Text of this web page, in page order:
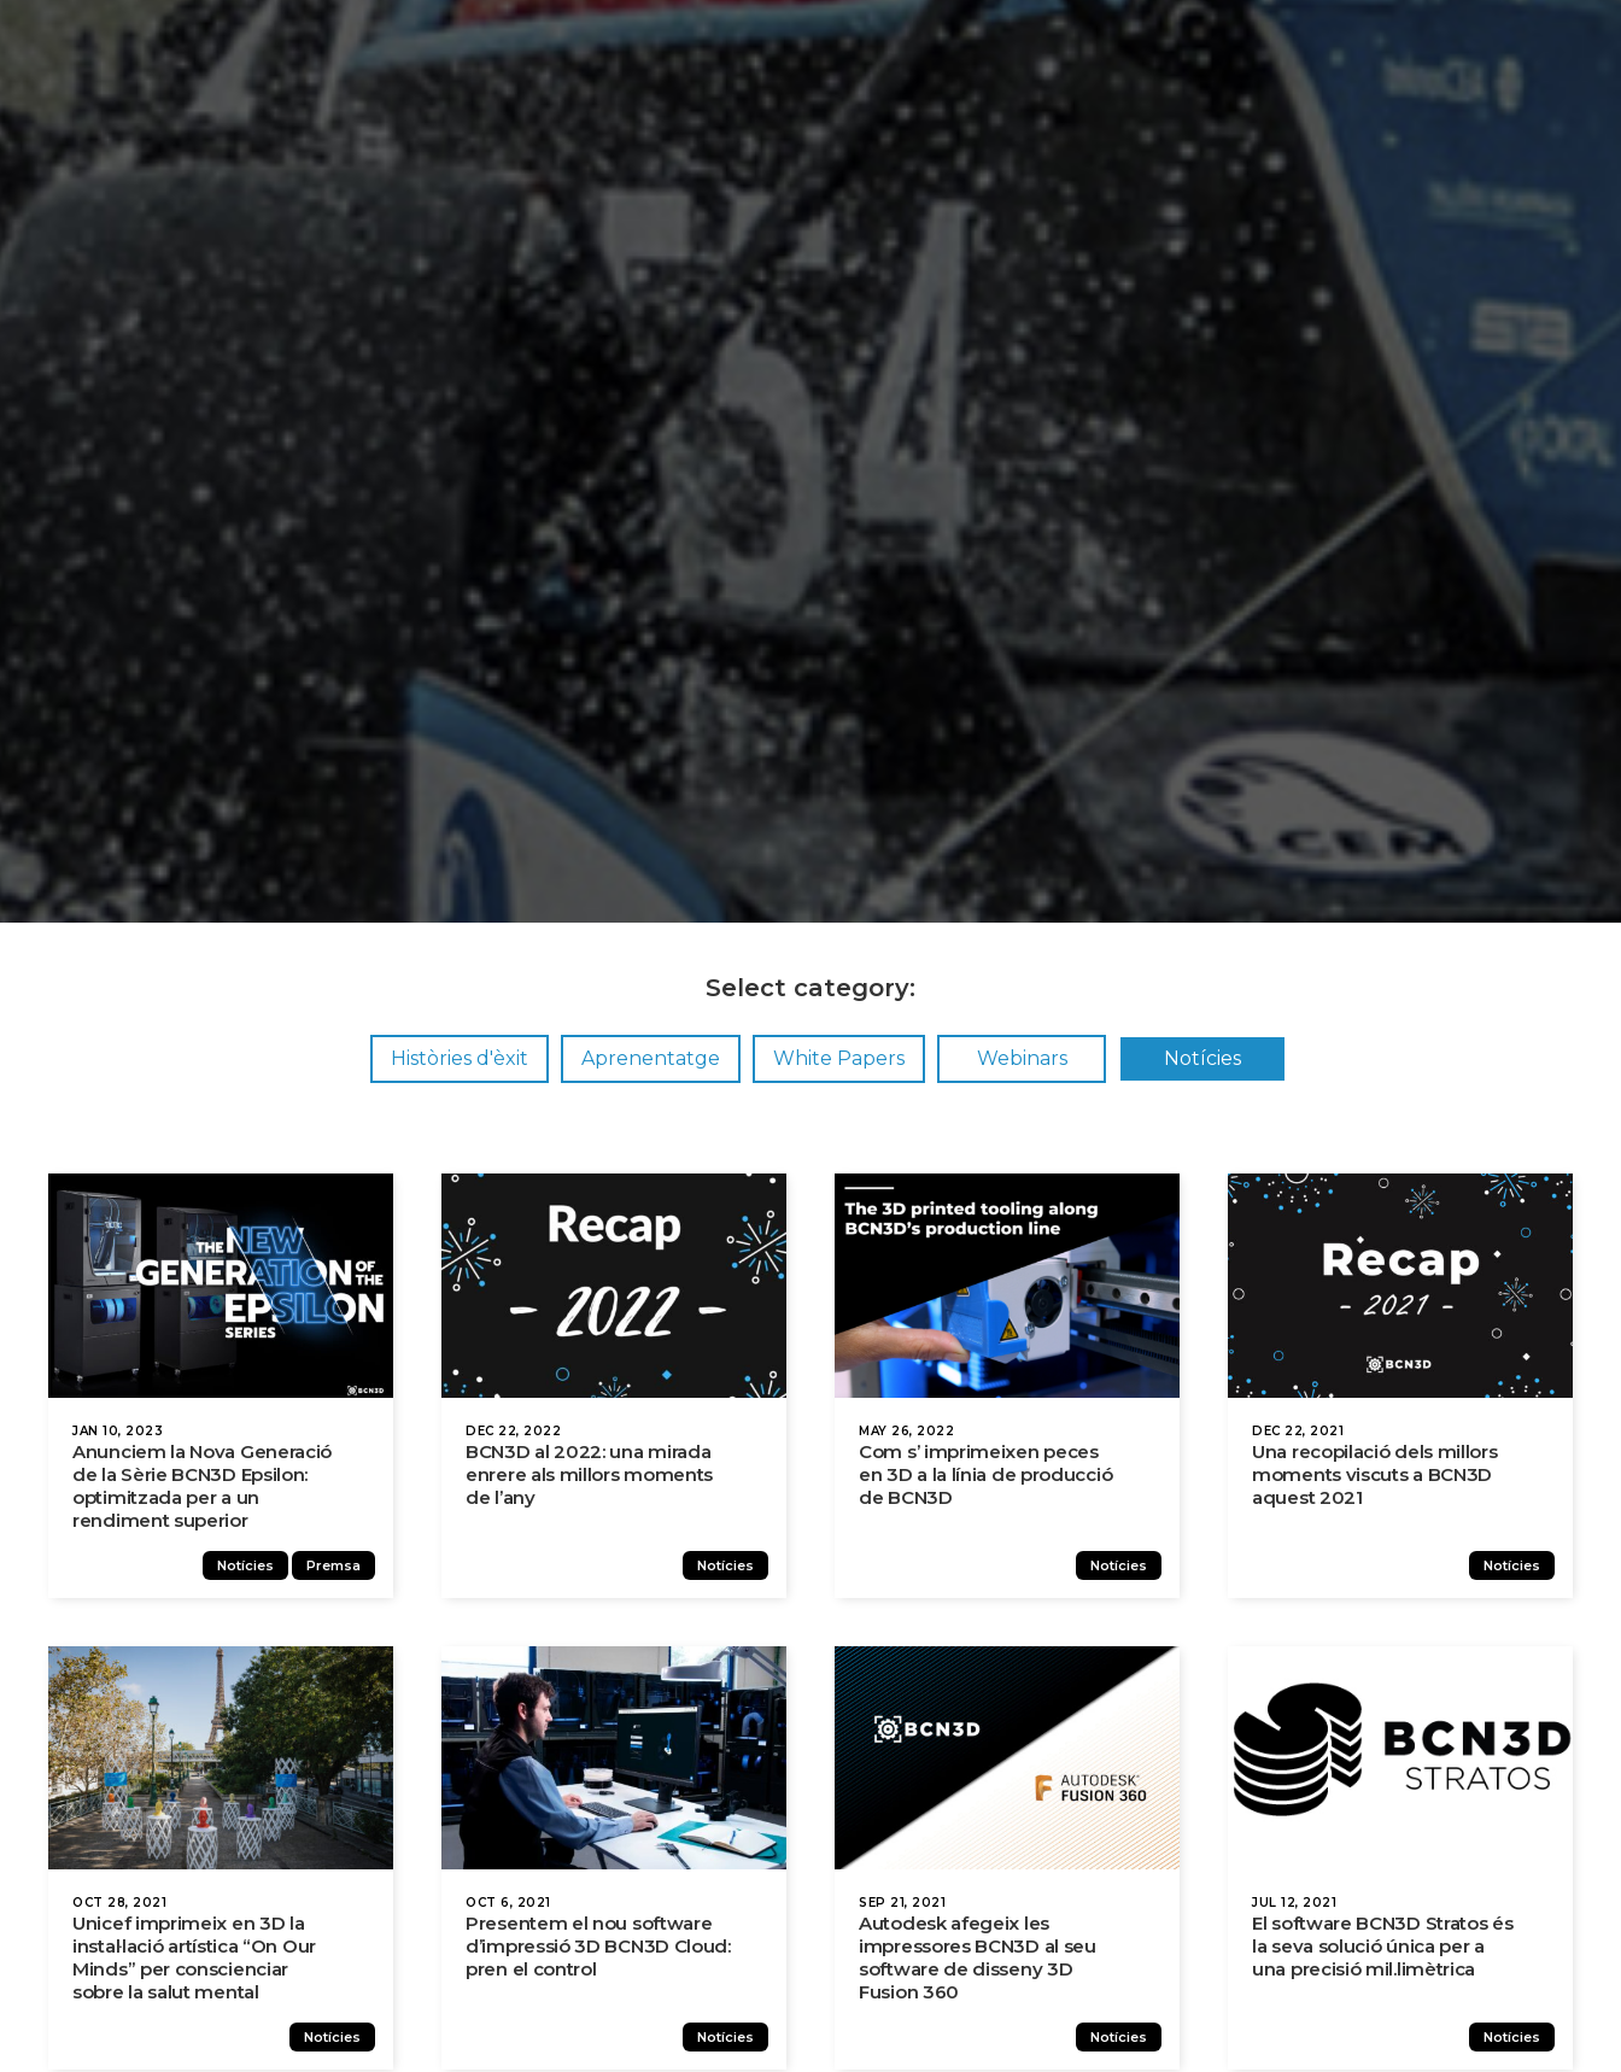
Select category:
Històries d'èxit Aprenentatge White Papers Webinars Notícies
JAN 10, 2023
Notícies Premsa
Anunciem la Nova Generació
de la Sèrie BCN3D Epsilon:
optimitzada per a un
rendiment superior
DEC 22, 2022
Notícies
BCN3D al 2022: una mirada
enrere als millors moments
de l’any
MAY 26, 2022
Notícies
Com s’ imprimeixen peces
en 3D a la línia de producció
de BCN3D
DEC 22, 2021
Notícies
Una recopilació dels millors
moments viscuts a BCN3D
aquest 2021
OCT 28, 2021
Notícies
Unicef ​​imprimeix en 3D la
instal·lació artística “On Our
Minds” per conscienciar
sobre la salut mental
OCT 6, 2021
Notícies
Presentem el nou software
d’impressió 3D BCN3D Cloud:
pren el control
SEP 21, 2021
Notícies
Autodesk afegeix les
impressores BCN3D al seu
software de disseny 3D
Fusion 360
JUL 12, 2021
Notícies
El software BCN3D Stratos és
la seva solució única per a
una precisió mil.limètrica